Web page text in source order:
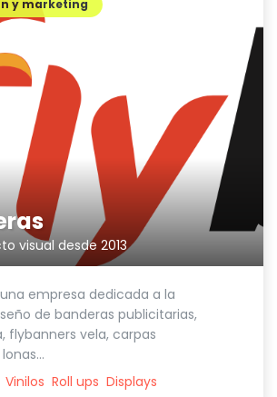
visual desde 2013
y marketing
empresa dedicada a la
de banderas publicitarias,
flybanners vela, carpas
Vinilos Roll ups Displays